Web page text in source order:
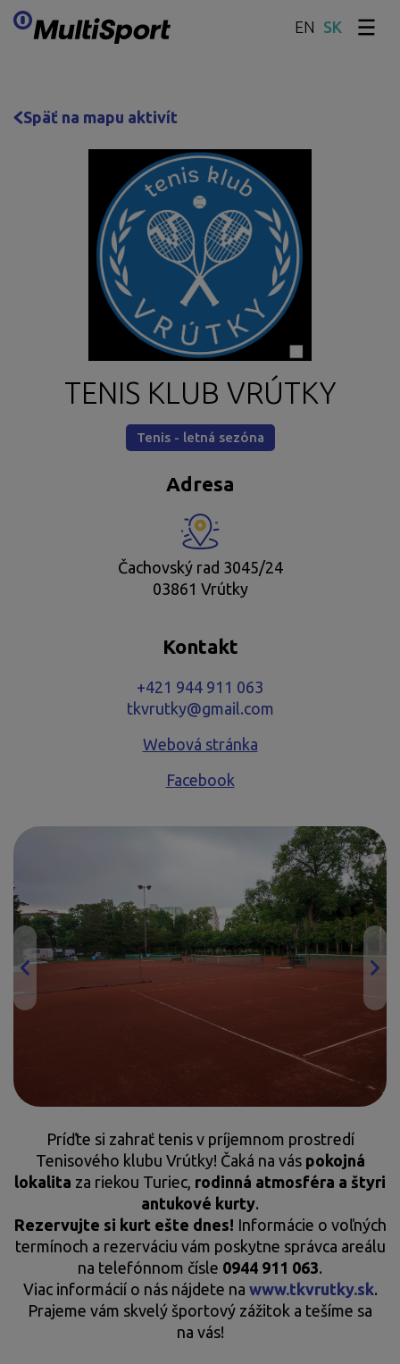
Preskočiť obsah
EN
Späť na mapu aktivít
TENIS KLUB VRÚTKY
Tenis - letná sezóna
Adresa
Čachovský rad 3045/24
03861 Vrútky
Kontakt
+421 944 911 063
tkvrutky@gmail.com
Webová stránka
Facebook
Príďte si zahrať tenis v príjemnom prostredí
Tenisového klubu Vrútky! Čaká na vás pokojná
lokalita za riekou Turiec, rodinná atmosféra a štyri
antukové kurty.
Rezervujte si kurt ešte dnes! Informácie o voľných
termínoch a rezerváciu vám poskytne správca areálu
na telefónnom čísle 0944 911 063.
Viac informácií o nás nájdete na www.tkvrutky.sk.
Prajeme vám skvelý športový zážitok a tešíme sa
na vás!